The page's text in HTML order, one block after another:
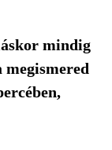
mindig
megismered